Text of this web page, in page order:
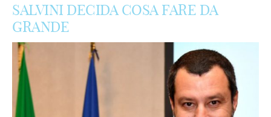
SALVINI DECIDA COSA FARE DA
GRANDE